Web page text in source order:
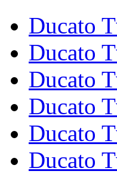
Ducato
Ducato
Ducato
Ducato
Ducato
Ducato